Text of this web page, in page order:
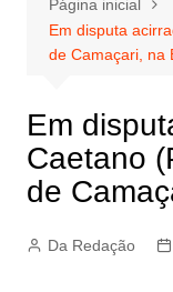
Página inicial
Em disputa
de Camaçari, na
Em
Caetano
de
Da Redação